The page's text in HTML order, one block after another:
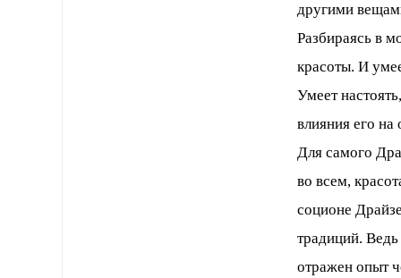
другими
Разбираясь в
красоты. И
Умеет
влияния его
Для самого
во всем,
соционе
традиций.
отражен опыт